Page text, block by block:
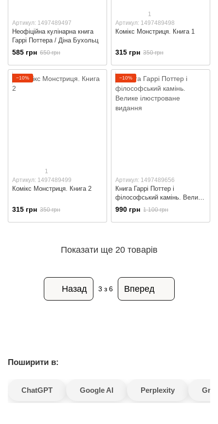
Артикул: 1497489497
Неофіційна кулінарна книга
Гаррі Поттера / Діна Бухольц
585 грн 650 грн
1
Артикул: 1497489498
Комікс Монстриця. Книга 1
315 грн 350 грн
−10%
1
Артикул: 1497489499
Комікс Монстриця. Книга 2
315 грн 350 грн
−10%
Артикул: 1497489656
Книга Гаррі Поттер і
філософський камінь. Велике
ілюстроване видання
990 грн 1 100 грн
Показати ще 20 товарів
Назад 3 з 6 Вперед
Поширити в:
ChatGPT Google AI Perplexity